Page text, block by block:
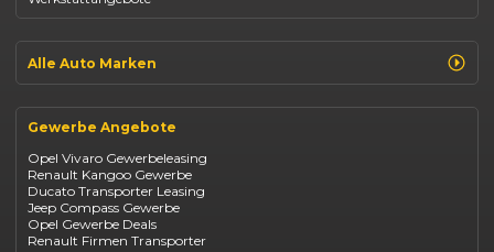
Jeep Compass
Suzuki Vitara
Suzuki Swift
BYD Seal
Mazda CX-30
Citroen C4
Alle Auto Marken
Opel
Fiat
Jeep
Suzuki
BYD
Kia
Mazda
Citroën
Gewerbe Angebote
Opel Vivaro Gewerbeleasing
Renault Kangoo Gewerbe
Ducato Transporter Leasing
Jeep Compass Gewerbe
Opel Gewerbe Deals
Renault Firmen Transporter